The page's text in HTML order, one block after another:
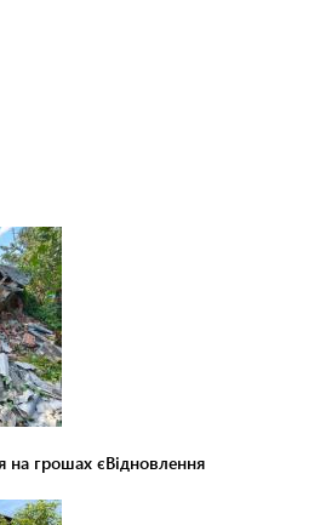
на грошах єВідновлення